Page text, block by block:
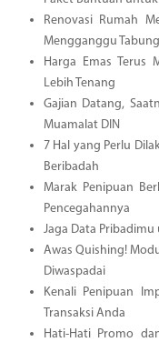
Renovasi Rumah
Mengganggu
Harga Emas Terus
Lebih Tenang
Gajian Datang,
Muamalat DIN
7 Hal yang Perlu
Beribadah
Marak Penipuan
Pencegahannya
Jaga Data
Awas Quishing!
Diwaspadai
Kenali Penipuan
Transaksi Anda
Hati-Hati Promo